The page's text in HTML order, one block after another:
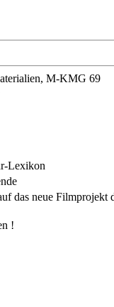
M-KMG 69
Lexikon
das neue Filmprojekt
!